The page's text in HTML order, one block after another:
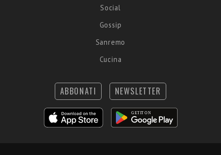
Social
Gossip
Sanremo
Cucina
ABBONATI NEWSLETTER